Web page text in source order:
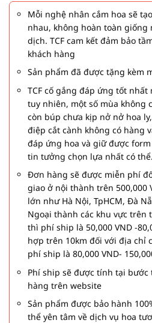
Mỗi nghệ nhân cắm hoa sẽ
nhau, không hoàn toàn giống
dịch. TCF cam kết đảm bảo
khách hàng
Sản phẩm đã được tặng kèm
TCF cố gắng đáp ứng tốt nhất
tuy nhiên, một số mùa không
còn búp chưa kịp nở nở hoa
điệp cắt cành không có hàng
đáp ứng hoa và giữ được
tin tưởng chọn lựa nhất có thể.
Đơn hàng sẽ được miễn phí
giao ở nội thành trên 500,000
lớn như Hà Nội, TpHCM, Đà
Ngoại thành các khu vực trên
thì phí ship là 50,000 VND -
hợp trên 10km đối với địa chỉ
phí ship là 80,000 VND-
Phí ship sẽ được tính tại
hàng trên website
Sản phẩm được bảo hành
thể yên tâm về dịch vụ hoa